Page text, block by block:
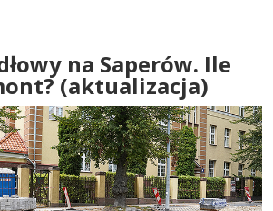
na Saperów. Ile
(aktualizacja)